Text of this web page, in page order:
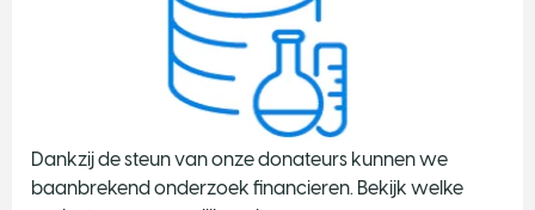
Dankzij de steun van onze donateurs kunnen we
baanbrekend onderzoek financieren. Bekijk welke